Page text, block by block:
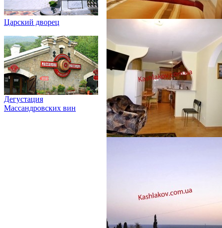
Царский дворец
Дегустация
Массандровских вин